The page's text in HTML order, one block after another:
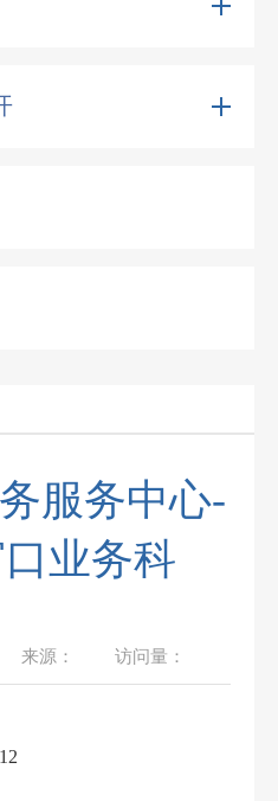
服务中心-
业务科
来源： 访问量：